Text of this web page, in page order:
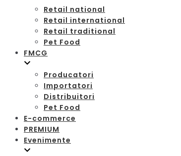
Retail national
Retail international
Retail traditional
Pet Food
FMCG
Producatori
Importatori
Distribuitori
Pet Food
E-commerce
PREMIUM
Evenimente